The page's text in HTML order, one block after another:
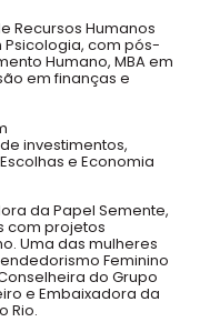
Recursos Humanos
Psicologia, com pós-
Humano, MBA em
em finanças e
investimentos,
e Economia
da Papel Semente,
com projetos
Uma das mulheres
Feminino
do Grupo
e Embaixadora da
Rio.